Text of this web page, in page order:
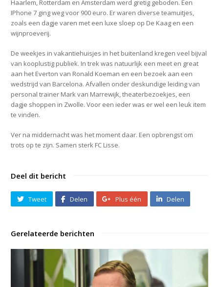
Haarlem, Rotterdam en Amsterdam werd gretig geboden. Een
IPhone 7 ging weg voor 900 euro. Er waren diverse teamuitjes,
zoals een dagje varen met een luxe sloep op De Kaag en een
wijnproeverij.
De weekjes in vakantiehuisjes in het buitenland kregen veel bijval
van kooplustig publiek. In trek was natuurlijk een meet en great
aan het Everton van Ronald Koeman en een bezoek aan een
wedstrijd van Barcelona. Afvallen onder deskundige leiding van
personal trainer Mark van Marrewijk, theaterbezoekjes, een
dagje shoppen in Zwolle. Voor een ieder was er wel een leuk item
te vinden.
Ver na middernacht was het moment daar. Een opbrengst om
trots op te zijn. Samen sterk FC Lisse.
Deel dit bericht
Tweet Delen Plus één Delen
Gerelateerde berichten